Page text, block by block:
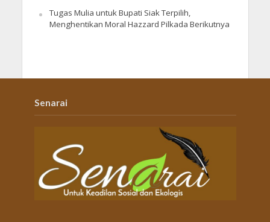
Tugas Mulia untuk Bupati Siak Terpilih,
Menghentikan Moral Hazzard Pilkada Berikutnya
Senarai